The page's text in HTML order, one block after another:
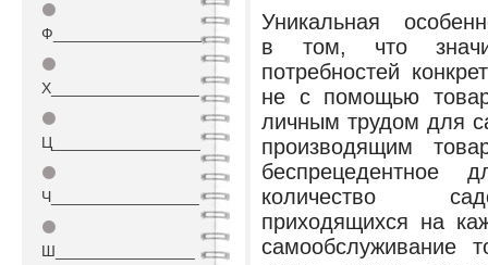
⚫
Ф_________________
⚫
Х_________________
⚫
Ц_________________
⚫
Ч_________________
⚫
Ш________________
Уникальная
в том, что
потребностей
не с помощью
личным трудом для
производящим
беспрецедентное
количество
приходящихся на
самообслуживание